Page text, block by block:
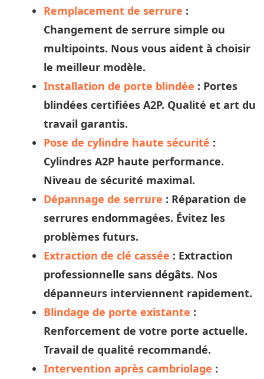
Remplacement de serrure :
Changement de serrure simple ou
multipoints. Nous vous aident à choisir
le meilleur modèle.
Installation de porte blindée : Portes
blindées certifiées A2P. Qualité et art du
travail garantis.
Pose de cylindre haute sécurité :
Cylindres A2P haute performance.
Niveau de sécurité maximal.
Dépannage de serrure : Réparation de
serrures endommagées. Évitez les
problèmes futurs.
Extraction de clé cassée : Extraction
professionnelle sans dégâts. Nos
dépanneurs interviennent rapidement.
Blindage de porte existante :
Renforcement de votre porte actuelle.
Travail de qualité recommandé.
Intervention après cambriolage :